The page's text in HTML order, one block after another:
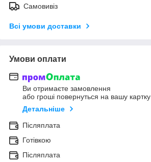
Самовивіз
Всі умови доставки
Умови оплати
Ви отримаєте замовлення
або гроші повернуться на вашу картку
Детальніше
Післяплата
Готівкою
Післяплата